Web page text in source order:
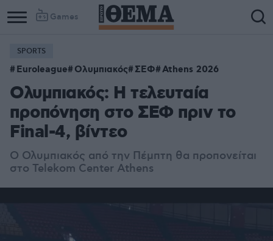
Games
SPORTS
Euroleague Ολυμπιακός ΣΕΦ Athens 2026
Ολυμπιακός: Η τελευταία
προπόνηση στο ΣΕΦ πριν το
Final-4, βίντεο
Ο Ολυμπιακός από την Πέμπτη θα προπονείται
στο Telekom Center Athens